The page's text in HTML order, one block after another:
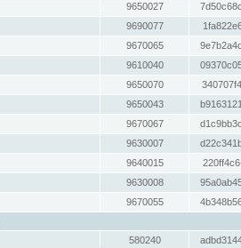
9650027
9690077
9670065
9610040
9650070
9650043
9670067
9630007
9640015
9630008
9670055
580240